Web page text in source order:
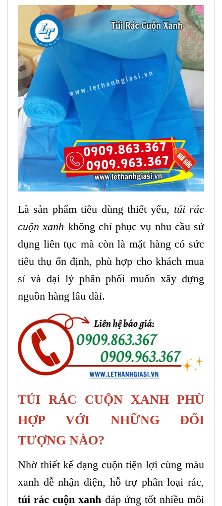
Là sản phẩm tiêu dùng thiết yếu, túi rác
cuộn xanh không chỉ phục vụ nhu cầu sử
dụng liên tục mà còn là mặt hàng có sức
tiêu thụ ổn định, phù hợp cho khách mua
sỉ và đại lý phân phối muốn xây dựng
nguồn hàng lâu dài.
TÚI RÁC CUỘN XANH PHÙ
HỢP VỚI NHỮNG ĐỐI
TƯỢNG NÀO?
Nhờ thiết kế dạng cuộn tiện lợi cùng màu
xanh dễ nhận diện, hỗ trợ phân loại rác,
túi rác cuộn xanh đáp ứng tốt nhiều môi